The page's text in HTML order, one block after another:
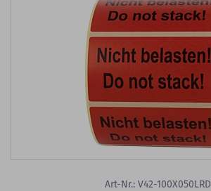
Art-Nr.: V42-100X050LRD